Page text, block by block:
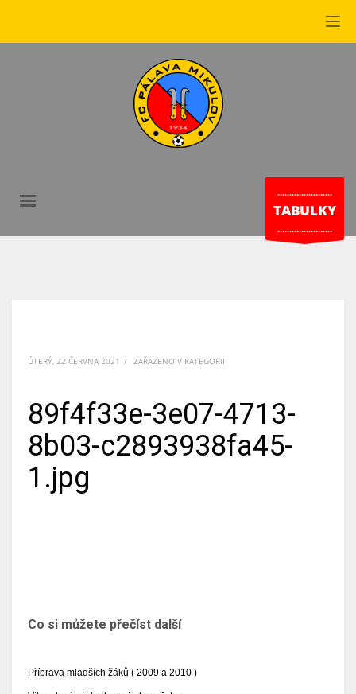
.......................
TABULKY
.......................
ÚTERÝ, 22 ČERVNA 2021 / ZAŘAZENO V KATEGORII
89f4f33e-3e07-4713-
8b03-c2893938fa45-
1.jpg
Co si můžete přečíst další
Příprava mladších žáků ( 2009 a 2010 )